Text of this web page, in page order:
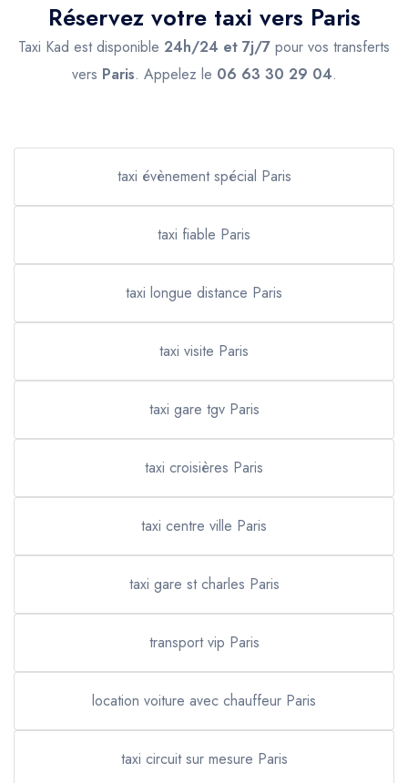
Réservez votre taxi vers Paris
Taxi Kad est disponible 24h/24 et 7j/7 pour vos transferts
vers Paris. Appelez le 06 63 30 29 04.
taxi évènement spécial Paris
taxi fiable Paris
taxi longue distance Paris
taxi visite Paris
taxi gare tgv Paris
taxi croisières Paris
taxi centre ville Paris
taxi gare st charles Paris
transport vip Paris
location voiture avec chauffeur Paris
taxi circuit sur mesure Paris